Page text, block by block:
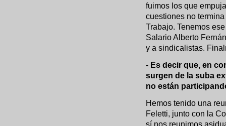
fuimos los que
cuestiones no
Trabajo. Tenemos
Salario Alberto
y a sindicalistas.
- Es decir que, en
surgen de la suba
no están
Hemos tenido una
Feletti, junto con la
sí nos reunimos